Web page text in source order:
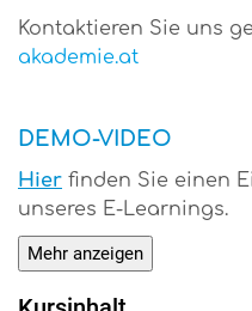
Kontaktieren Sie uns
akademie.at
DEMO-VIDEO
Hier finden Sie einen
unseres E-Learnings.
Mehr anzeigen